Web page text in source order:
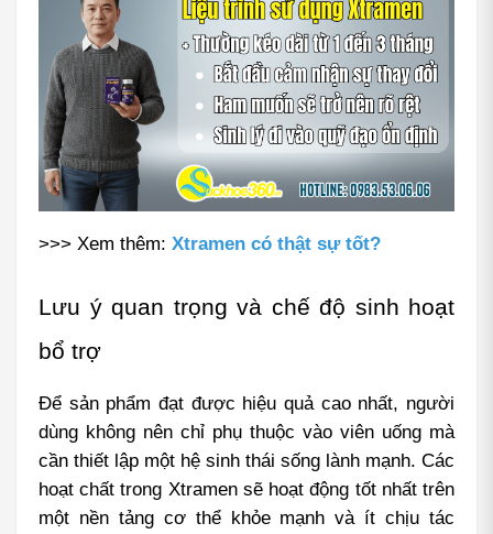
>>> Xem thêm: Xtramen có thật sự tốt?
Lưu ý quan trọng và chế độ sinh hoạt
bổ trợ
Để sản phẩm đạt được hiệu quả cao nhất, người
dùng không nên chỉ phụ thuộc vào viên uống mà
cần thiết lập một hệ sinh thái sống lành mạnh. Các
hoạt chất trong Xtramen sẽ hoạt động tốt nhất trên
một nền tảng cơ thể khỏe mạnh và ít chịu tác